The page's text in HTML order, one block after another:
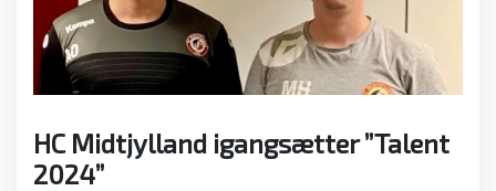
HC Midtjylland igangsætter ”Talent
2024”